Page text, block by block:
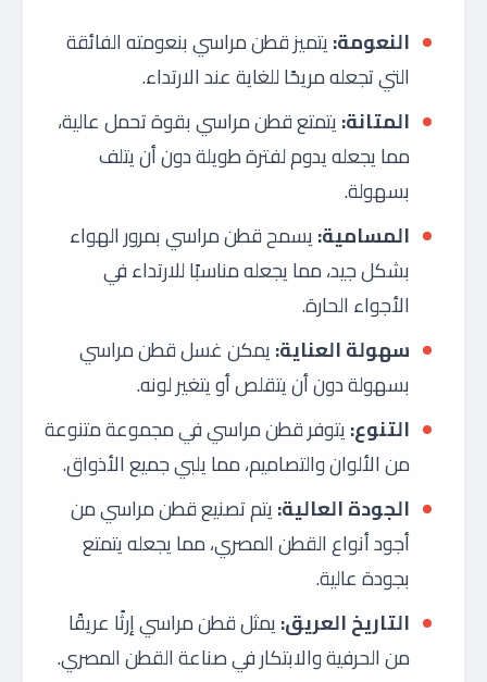
النعومة: يتميز قطن مراسي بنعومته الفائقة
التي تجعله مريحًا للغاية عند الارتداء.
المتانة: يتمتع قطن مراسي بقوة تحمل عالية،
مما يجعله يدوم لفترة طويلة دون أن يتلف
بسهولة.
المسامية: يسمح قطن مراسي بمرور الهواء
بشكل جيد، مما يجعله مناسبًا للارتداء في
الأجواء الحارة.
سهولة العناية: يمكن غسل قطن مراسي
بسهولة دون أن يتقلص أو يتغير لونه.
التنوع: يتوفر قطن مراسي في مجموعة متنوعة
من الألوان والتصاميم، مما يلبي جميع الأذواق.
الجودة العالية: يتم تصنيع قطن مراسي من
أجود أنواع القطن المصري، مما يجعله يتمتع
بجودة عالية.
التاريخ العريق: يمثل قطن مراسي إرثًا عريقًا
من الحرفية والابتكار في صناعة القطن المصري.